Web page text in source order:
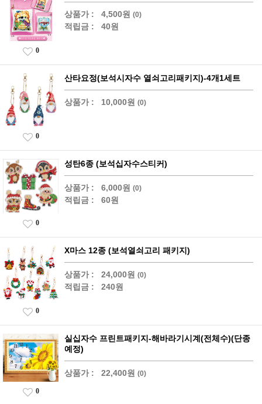
상품가 : 4,500원 (0)
적립금 : 40원
0
산타요정(보석시자수 열쇠고리패키지)-4개1세트
상품가 : 10,000원 (0)
0
성탄6종 (보석십자수스티커)
상품가 : 6,000원 (0)
적립금 : 60원
0
X마스 12종 (보석열쇠고리 패키지)
상품가 : 24,000원 (0)
적립금 : 240원
0
실십자수 프린트패키지-해바라기시계(전체수)(단종
예정)
상품가 : 22,400원 (0)
0